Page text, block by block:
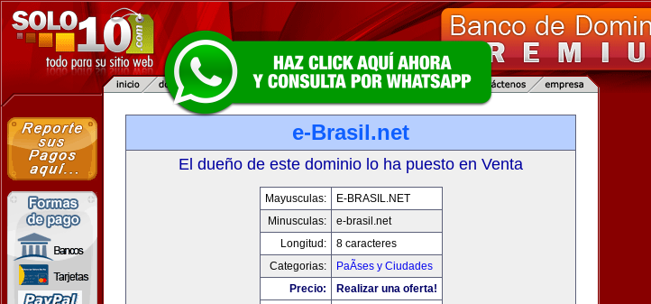
e-Brasil.net
El dueño de este dominio lo ha puesto en Venta
Mayusculas:
E-BRASIL.NET
Minusculas:
e-brasil.net
Longitud:
8 caracteres
Categorias:
PaÃ­ses y Ciudades
Precio:
Realizar una oferta!